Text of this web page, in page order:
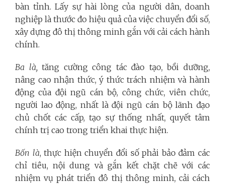
bàn tỉnh. Lấy sự hài lòng của người dân, doanh
nghiệp là thước đo hiệu quả của việc chuyển đổi số,
xây dựng đô thị thông minh gắn với cải cách hành
chính.
Ba là,tăng cường công tác đào tạo, bồi dưỡng,
nâng cao nhận thức, ý thức trách nhiệm và hành
động của đội ngũ cán bộ, công chức, viên chức,
người lao động, nhất là đội ngũ cán bộ lãnh đạo
chủ chốt các cấp, tạo sự thống nhất, quyết tâm
chính trị cao trong triển khai thực hiện.
Bốn là, thực hiện chuyển đổi số phải bảo đảm các
chỉ tiêu, nội dung và gắn kết chặt chẽ với các
nhiệm vụ phát triển đô thị thông minh, cải cách